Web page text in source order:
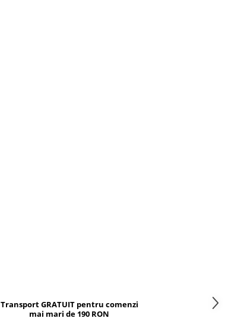
Transport GRATUIT pentru comenzi
mai mari de 190 RON